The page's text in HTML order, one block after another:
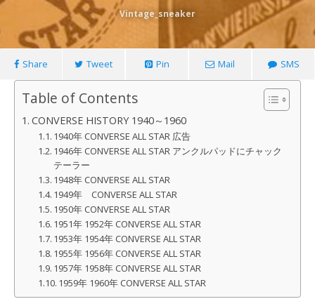
Vintage_sneaker
Share Tweet Pin Mail SMS
Table of Contents
CONVERSE HISTORY 1940～1960
1940年 CONVERSE ALL STAR 広告
1946年 CONVERSE ALL STAR アンクルパッドにチャック
テーラー
1948年 CONVERSE ALL STAR
1949年 CONVERSE ALL STAR
1950年 CONVERSE ALL STAR
1951年 1952年 CONVERSE ALL STAR
1953年 1954年 CONVERSE ALL STAR
1955年 1956年 CONVERSE ALL STAR
1957年 1958年 CONVERSE ALL STAR
1959年 1960年 CONVERSE ALL STAR